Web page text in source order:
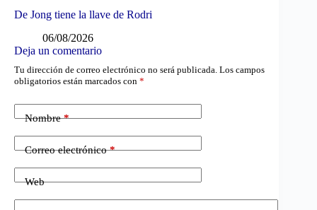
De Jong tiene la llave de Rodri
06/08/2026
Deja un comentario
Tu dirección de correo electrónico no será publicada. Los campos
obligatorios están marcados con *
Nombre*
Correo electrónico*
Web